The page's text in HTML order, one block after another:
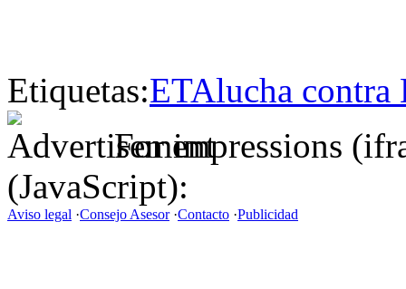
Etiquetas:ETAlucha contra
For impressions
(JavaScript):
Aviso legal ·Consejo Asesor·Contacto ·Publicidad